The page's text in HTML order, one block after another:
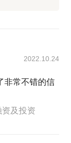
2022.10.24
非常不错的信
及投资